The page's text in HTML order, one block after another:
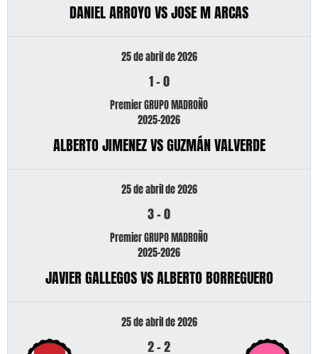
DANIEL ARROYO VS JOSE M ARCAS
25 de abril de 2026
1-0
Premier GRUPO MADROÑO
2025-2026
ALBERTO JIMENEZ VS GUZMÁN VALVERDE
25 de abril de 2026
3-0
Premier GRUPO MADROÑO
2025-2026
JAVIER GALLEGOS VS ALBERTO BORREGUERO
25 de abril de 2026
2-2